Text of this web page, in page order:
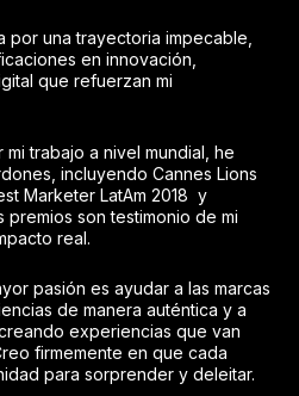
por una trayectoria impecable,
en innovación,
que refuerzan mi
trabajo a nivel mundial, he
incluyendo Cannes Lions
Marketer LatAm 2018 y
premios son testimonio de mi
real.
pasión es ayudar a las marcas
de manera auténtica y a
experiencias que van
firmemente en que cada
para sorprender y deleitar.